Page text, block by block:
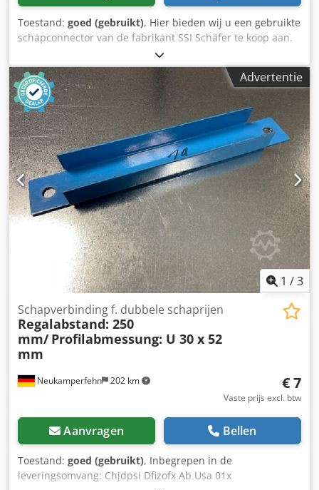
Toestand: goed (gebruikt), Hier bieden wij u een gebruikte
schapconnector van de fabrikant SSI Schäfer te koop aan.
Technische gegevens voor de schapconnector: Fabrikant:
SSI Schäfer Inbegrepen in de levering zijn:01xShelf-
connectorenMateriaalkleur: blauwShelfafstand: ca. 250
mmL profiel: ca. 40 x 40 mmGewicht/stuk: ca. 0,536 kg /pc.
02xBuitenzeskantschroeven, M8 x 20
8.8.02xBuitenzeskantmoer, M802x Schijven, M8 Csdpfx Aed
Ttz Rsb Ujha
Advertentie
1 /3
Neukamperfehn 202 km
Schapverbinding f. dubbele schaprijen
Regalabstand: 250
mm/ Profilabmessung: U 30 x 52
mm
€ 7
Vaste prijs excl. btw
Aanvragen Bellen
Toestand: goed (gebruikt), Inbegrepen in de
leveringsomvang: Chjdpsi Dfizofx Ab Usa 01x